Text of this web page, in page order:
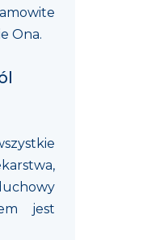
Ona.
jest